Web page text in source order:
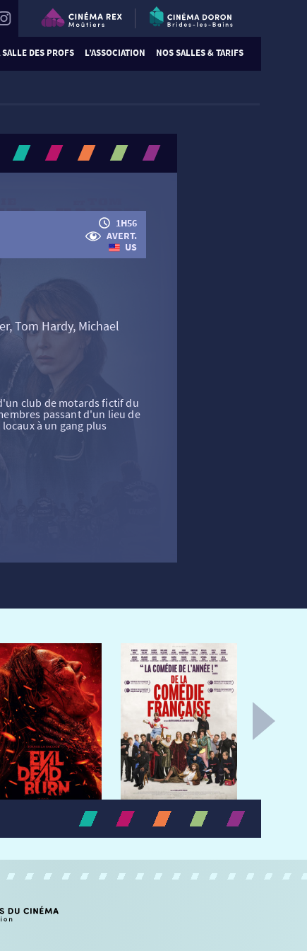
SALLE DES PROFS L’ASSOCIATION NOS SALLES & TARIFS
1H56
AVERT.
US
Tom Hardy, Michael
club de motards fictif du
passant d'un lieu de
à un gang plus